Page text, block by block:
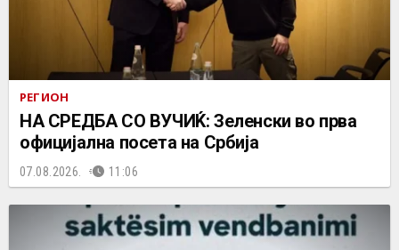
РЕГИОН
НА СРЕДБА СО ВУЧИЌ: Зеленски во прва
официјална посета на Србија
07.08.2026. 11:06